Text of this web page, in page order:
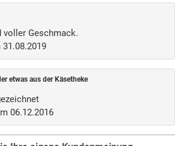
voller Geschmack.
etwas aus der Käsetheke
06.12.2016